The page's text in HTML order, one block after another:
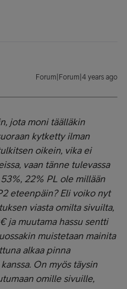
Forum|Forum|4 years ago
jota moni täälläkin
kytketty ilman
oikein, vika ei
vaan tänne tulevassa
22% PL ole millään
eteenpäin? Eli voiko nyt
viasta omilta sivuilta,
ja muutama hassu sentti
muistetaan mainita
alkaa pinna
On myös täysin
omille sivuille,